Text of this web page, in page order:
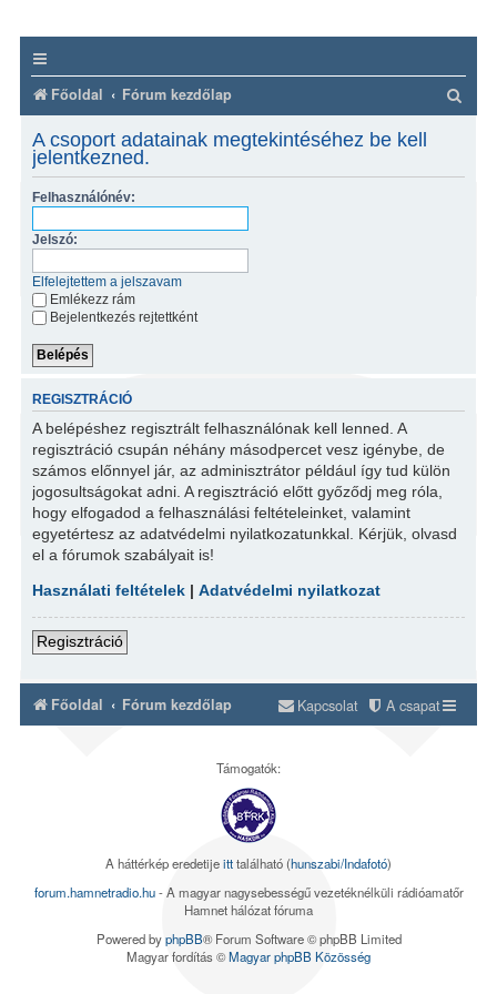
Főoldal Fórum kezdőlap
e
A csoport adatainak megtekintéséhez be kell
jelentkezned.
Felhasználónév:
Jelszó:
Elfelejtettem a jelszavam
Emlékezz rám
Bejelentkezés rejtettként
REGISZTRÁCIÓ
A belépéshez regisztrált felhasználónak kell lenned. A
regisztráció csupán néhány másodpercet vesz igénybe, de
számos előnnyel jár, az adminisztrátor például így tud külön
jogosultságokat adni. A regisztráció előtt győződj meg róla,
hogy elfogadod a felhasználási feltételeinket, valamint
egyetértesz az adatvédelmi nyilatkozatunkkal. Kérjük, olvasd
el a fórumok szabályait is!
Használati feltételek |Adatvédelmi nyilatkozat
Regisztráció
Főoldal Fórum kezdőlap A csapat
Kapcsolat
Támogatók:
A háttérkép eredetijeitttalálható (hunszabi/Indafotó)
forum.hamnetradio.hu- A magyar nagysebességű vezetéknélküli rádióamatőr
Hamnet hálózat fóruma
Powered byphpBB® Forum Software © phpBB Limited
Magyar fordítás ©Magyar phpBB Közösség